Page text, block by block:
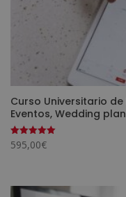
Curso Universitario
Eventos, Wedding
Valorado
con
595,00€